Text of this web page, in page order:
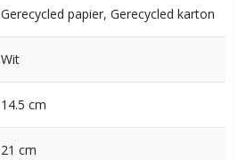
Gerecycled papier, Gerecycled karton
Wit
14.5 cm
21 cm